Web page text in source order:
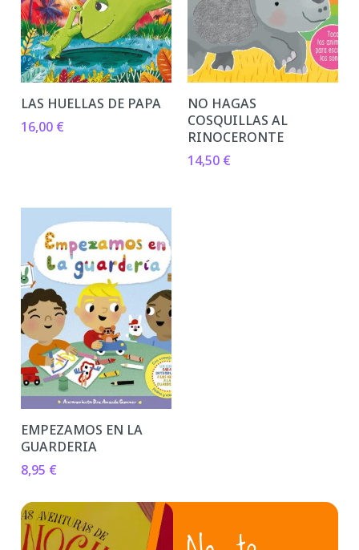
LAS HUELLAS DE PAPA
16,00 €
NO HAGAS
COSQUILLAS AL
RINOCERONTE
14,50 €
EMPEZAMOS EN LA
GUARDERIA
8,95 €